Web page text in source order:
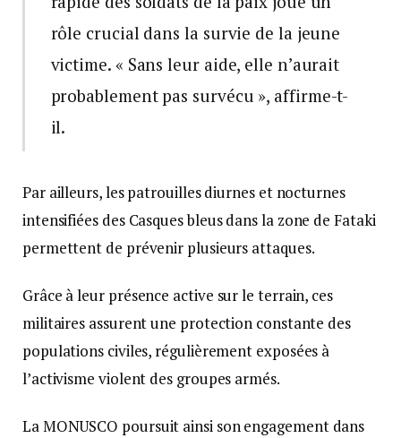
rôle crucial dans la survie de la jeune
victime. « Sans leur aide, elle n’aurait
probablement pas survécu », affirme-t-
il.
Par ailleurs, les patrouilles diurnes et nocturnes
intensifiées des Casques bleus dans la zone de Fataki
permettent de prévenir plusieurs attaques.
Grâce à leur présence active sur le terrain, ces
militaires assurent une protection constante des
populations civiles, régulièrement exposées à
l’activisme violent des groupes armés.
La MONUSCO poursuit ainsi son engagement dans